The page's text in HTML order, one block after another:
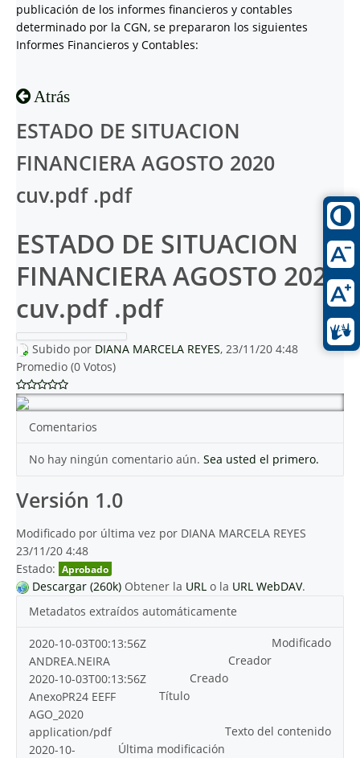
publicación de los informes financieros y contables
determinado por la CGN, se prepararon los siguientes
Informes Financieros y Contables:
Atrás
ESTADO DE SITUACION
FINANCIERA AGOSTO 2020
cuv.pdf .pdf
ESTADO DE SITUACION
FINANCIERA AGOSTO 2020
cuv.pdf .pdf
Subido por DIANA MARCELA REYES, 23/11/20 4:48
Promedio (0 Votos)
Comentarios
No hay ningún comentario aún. Sea usted el primero.
Versión 1.0
Modificado por última vez por DIANA MARCELA REYES
23/11/20 4:48
Estado: Aprobado
Descargar (260k) Obtener la URL o la URL WebDAV.
Metadatos extraídos automáticamente
Modificado
2020-10-03T00:13:56Z
Creador
ANDREA.NEIRA
Creado
2020-10-03T00:13:56Z
Título
AnexoPR24 EEFF
AGO_2020
Texto del contenido
application/pdf
Última modificación
2020-10-